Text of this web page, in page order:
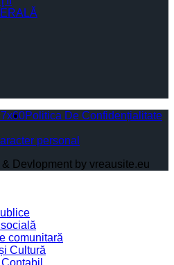
Politica De Confidențialitate
personal
Devlopment by vreausite.eu
comunitară
Cultură